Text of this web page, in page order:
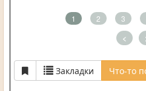
1 2 3
<
Закладки Что-то